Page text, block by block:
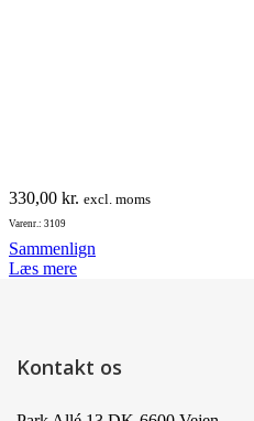
330,00 kr. excl. moms
Varenr.: 3109
Sammenlign
Læs mere
Kontakt os